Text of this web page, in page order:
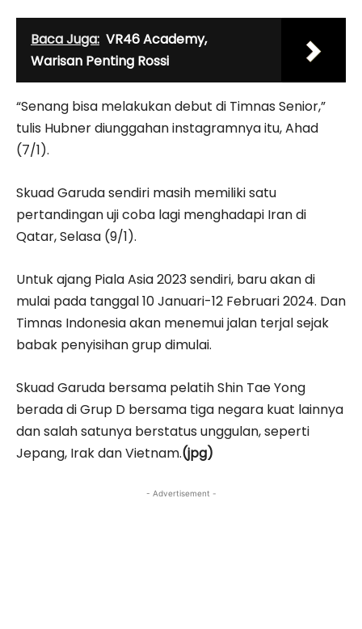
Baca Juga: VR46 Academy,
Warisan Penting Rossi
“Senang bisa melakukan debut di Timnas Senior,”
tulis Hubner diunggahan instagramnya itu, Ahad
(7/1).
Skuad Garuda sendiri masih memiliki satu
pertandingan uji coba lagi menghadapi Iran di
Qatar, Selasa (9/1).
Untuk ajang Piala Asia 2023 sendiri, baru akan di
mulai pada tanggal 10 Januari-12 Februari 2024. Dan
Timnas Indonesia akan menemui jalan terjal sejak
babak penyisihan grup dimulai.
Skuad Garuda bersama pelatih Shin Tae Yong
berada di Grup D bersama tiga negara kuat lainnya
dan salah satunya berstatus unggulan, seperti
Jepang, Irak dan Vietnam.(jpg)
- Advertisement -